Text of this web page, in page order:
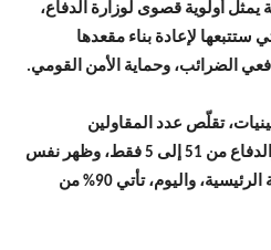
يمثل أولوية قصوى لوزارة الدفاع،
ستتبعها لإعادة بناء مقعدها
الضرائب، وحماية الأمن القومي.
تقلّص عدد المقاولين
الرئيسيين في مجال الطيران والدفاع من 51 إلى 5 فقط، وظهر نفس
النمط عبر فئات أنظمة الأسلحة الرئيسية، واليوم، تأتي 90% من